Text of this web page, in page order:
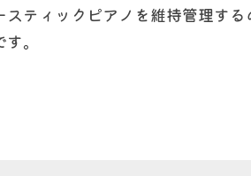
スティックピアノを維持管理す
。